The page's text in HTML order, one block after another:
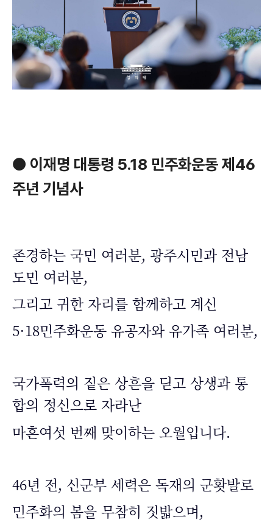
● 이재명 대통령 5.18 민주화운동 제46
주년 기념사
존경하는 국민 여러분, 광주시민과 전남
도민 여러분,
그리고 귀한 자리를 함께하고 계신
5·18민주화운동 유공자와 유가족 여러분,
국가폭력의 짙은 상흔을 딛고 상생과 통
합의 정신으로 자라난
마흔여섯 번째 맞이하는 오월입니다.
46년 전, 신군부 세력은 독재의 군홧발로
민주화의 봄을 무참히 짓밟으며,